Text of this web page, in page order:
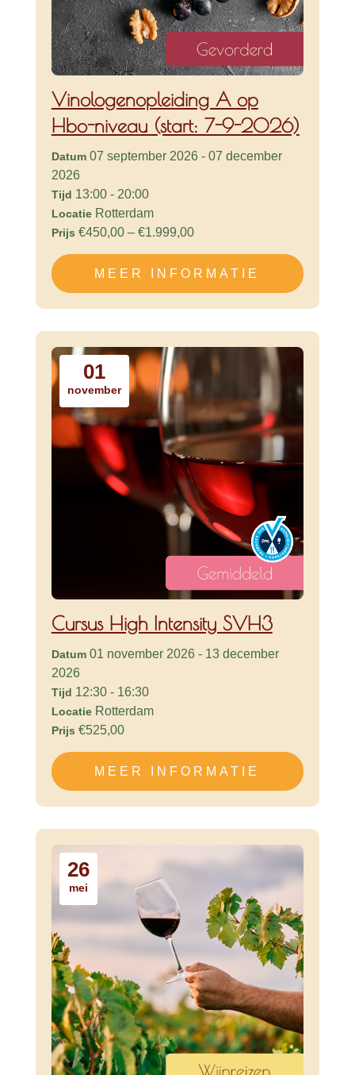
Vinologenopleiding A op
Hbo-niveau (start: 7-9-2026)
Datum 07 september 2026 - 07 december
2026
Tijd 13:00 - 20:00
Locatie Rotterdam
Prijs €450,00 – €1.999,00
MEER INFORMATIE
01
november
Cursus High Intensity SVH3
Datum 01 november 2026 - 13 december
2026
Tijd 12:30 - 16:30
Locatie Rotterdam
Prijs €525,00
MEER INFORMATIE
26
mei